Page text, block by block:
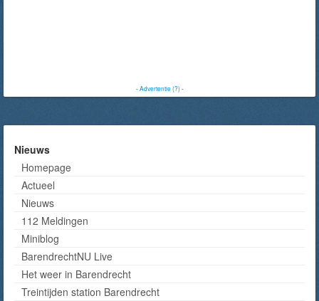
-Advertentie (?)-
Nieuws
Homepage
Actueel
Nieuws
112 Meldingen
Miniblog
BarendrechtNU Live
Het weer in Barendrecht
Treintijden station Barendrecht